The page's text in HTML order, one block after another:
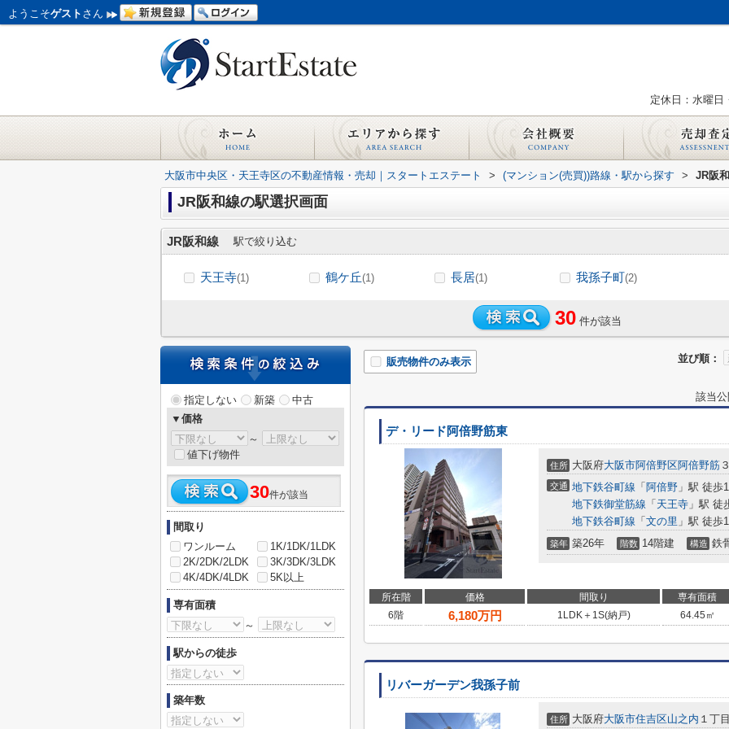
ようこそゲスト さん
定休日：水曜日
大阪市中央区・天王寺区の不動産情報・売却｜スタートエステート > (マンション(売買))路線・駅から探す > JR阪
JR阪和線の駅選択画面
JR阪和線 駅で絞り込む
天王寺(1) 鶴ケ丘(1) 長居(1) 我孫子町(2)
30 件が該当
並び順：
販売物件のみ表示
該当
デ・リード阿倍野筋東
住所 大阪府大阪市阿倍野区阿倍野筋
交通 地下鉄谷町線 「 阿倍野 」駅 徒歩
地下鉄御堂筋線 「 天王寺 」駅 徒
地下鉄谷町線 「 文の里 」駅 徒歩
築年 築26年 階数 14階建 構造 鉄
所在階 価格 間取り
専有面積
6階
6,180万円 1LDK＋1S(納戸) 64.45㎡
リバーガーデン我孫子前
住所 大阪府大阪市住吉区山之内 １丁
指定しない 新築
中古
▼価格
～
値下げ物件
30件が該当
間取り
ワンルーム
1K/1DK/1LDK
2K/2DK/2LDK
3K/3DK/3LDK
4K/4DK/4LDK
5K以上
専有面積
～
駅からの徒歩
築年数